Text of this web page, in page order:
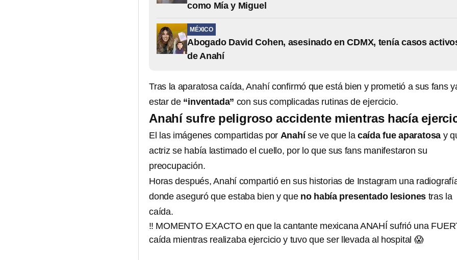
como Mía y Miguel
MÉXICO
Abogado David Cohen, asesinado en CDMX, tenía casos
de Anahí
Tras la aparatosa caída, Anahí confirmó que está bien y prometió a sus fans
estar de “inventada” con sus complicadas rutinas de ejercicio.
Anahí sufre peligroso accidente mientras hacía
El las imágenes compartidas por Anahíse ve que la caída fue aparatosa y
actriz se había lastimado el cuello, por lo que sus fans manifestaron su
preocupación.
Horas después, Anahí compartió en sus historias de Instagram una
donde aseguró que estaba bien y que no había presentado lesiones tras la
caída.
‼️ MOMENTO EXACTO en que la cantante mexicana ANAHÍ sufrió una
caída mientras realizaba ejercicio y tuvo que ser llevada al hospital 😱